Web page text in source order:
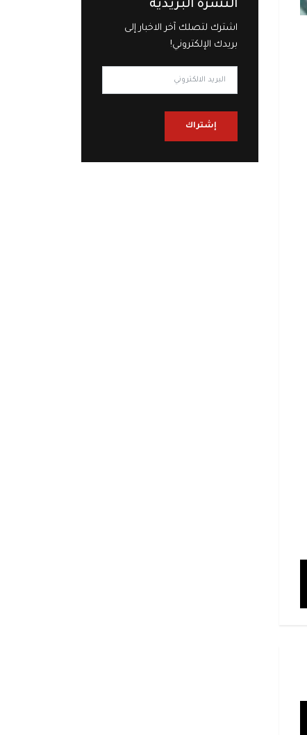
النشرة البريدية
اشترك لتصلك آخر الاخبار إلى
بريدك الإلكتروني!
إشتراك